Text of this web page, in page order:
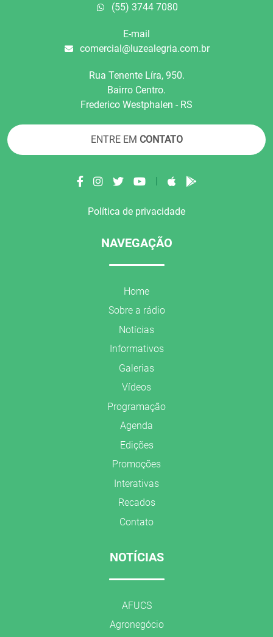
(55) 3744 7080
E-mail
comercial@luzealegria.com.br
Rua Tenente Líra, 950.
Bairro Centro.
Frederico Westphalen - RS
ENTRE EM CONTATO
|
Política de privacidade
NAVEGAÇÃO
Home
Sobre a rádio
Notícias
Informativos
Galerias
Vídeos
Programação
Agenda
Edições
Promoções
Interativas
Recados
Contato
NOTÍCIAS
AFUCS
Agronegócio